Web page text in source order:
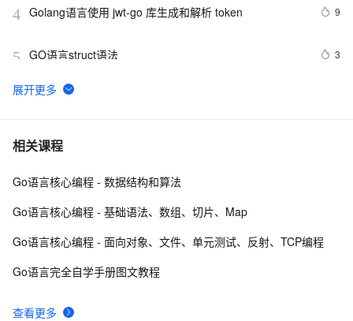
4 Golang语言使用 jwt-go 库生成和解析 token 9
5 GO语言struct语法 3
6 Go——小白学习之方法
7 Go 数组计算(2)
8 Go 结构体与 JSON 之间的转换
10详解go语言的array和slice 【二】
相关课程
查看更多
Go语言核心编程 - 数据结构和算法
Go语言核心编程 - 基础语法、数组、切片、Map
Go语言核心编程 - 面向对象、文件、单元测试、反射、TCP编程
Go语言完全自学手册图文教程